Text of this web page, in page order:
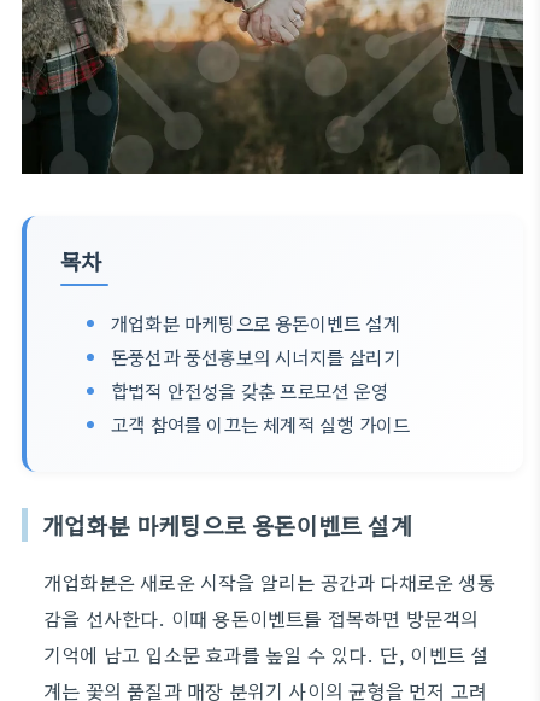
목차
개업화분 마케팅으로 용돈이벤트 설계
돈풍선과 풍선홍보의 시너지를 살리기
합법적 안전성을 갖춘 프로모션 운영
고객 참여를 이끄는 체계적 실행 가이드
개업화분 마케팅으로 용돈이벤트 설계
개업화분은 새로운 시작을 알리는 공간과 다채로운 생동
감을 선사한다. 이때 용돈이벤트를 접목하면 방문객의
기억에 남고 입소문 효과를 높일 수 있다. 단, 이벤트 설
계는 꽃의 품질과 매장 분위기 사이의 균형을 먼저 고려